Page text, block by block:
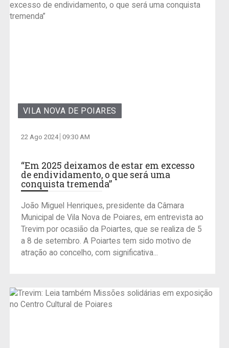
VILA NOVA DE POIARES
22 Ago 2024 09:30 AM
“Em 2025 deixamos de estar em excesso
de endividamento, o que será uma
conquista tremenda”
João Miguel Henriques, presidente da Câmara
Municipal de Vila Nova de Poiares, em entrevista ao
Trevim por ocasião da Poiartes, que se realiza de 5
a 8 de setembro. A Poiartes tem sido motivo de
atração ao concelho, com significativa...